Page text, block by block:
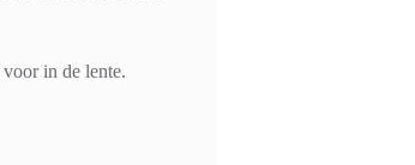
in de lente.